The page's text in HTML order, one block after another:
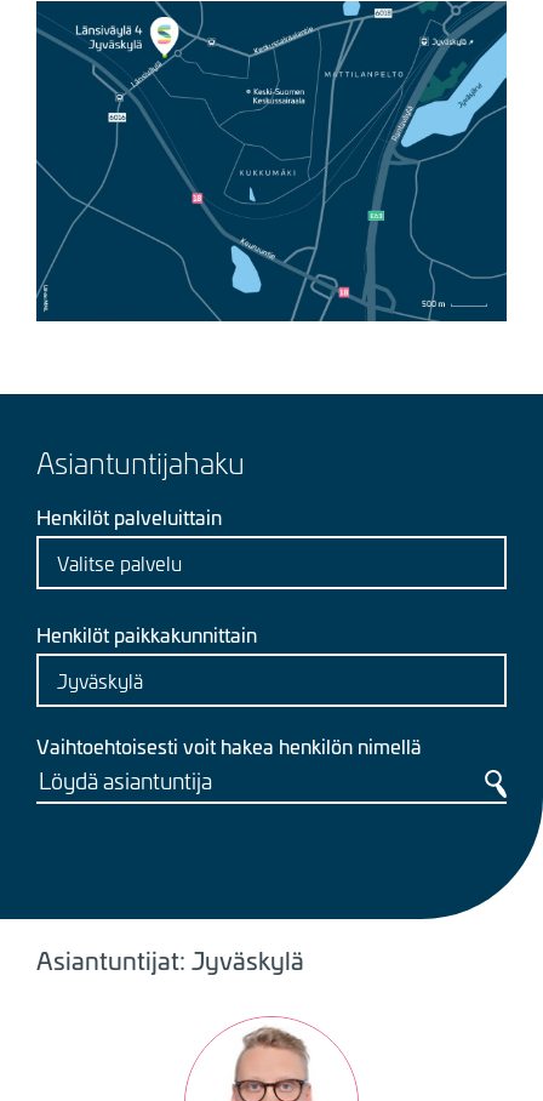
Asiantuntijahaku
Henkilöt palveluittain
Henkilöt paikkakunnittain
Vaihtoehtoisesti voit hakea henkilön nimellä
Asiantuntijat: Jyväskylä